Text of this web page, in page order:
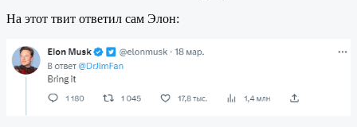
На этот твит ответил сам Элон: